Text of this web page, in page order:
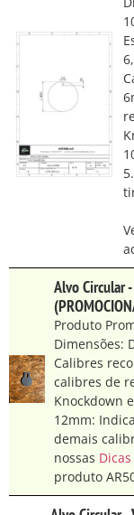
Alvo Circular
Produto
Dimensões:
Calibres
calibres de
Knockdown
12mm:
demais
nossas
produto